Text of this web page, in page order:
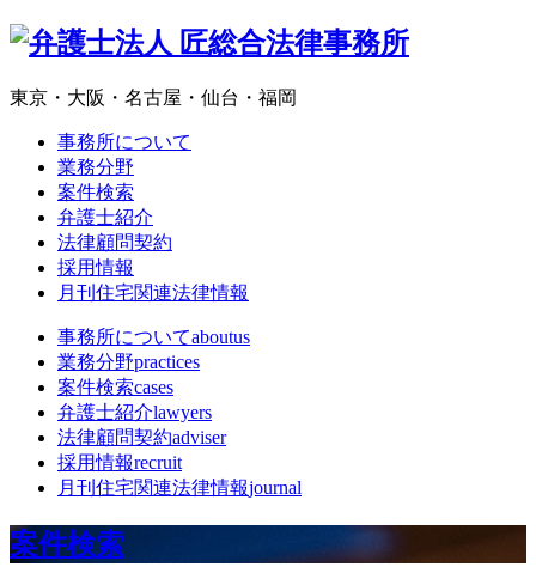
東京・大阪・名古屋・仙台・福岡
事務所について
業務分野
案件検索
弁護士紹介
法律顧問契約
採用情報
月刊住宅関連法律情報
事務所についてaboutus
業務分野practices
案件検索cases
弁護士紹介lawyers
法律顧問契約adviser
採用情報recruit
月刊住宅関連法律情報journal
案件検索